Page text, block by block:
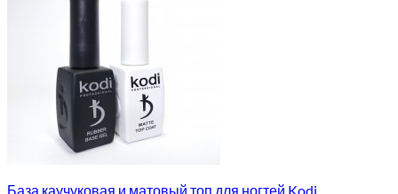
База каучуковая и матовый топ для ногтей Kodi